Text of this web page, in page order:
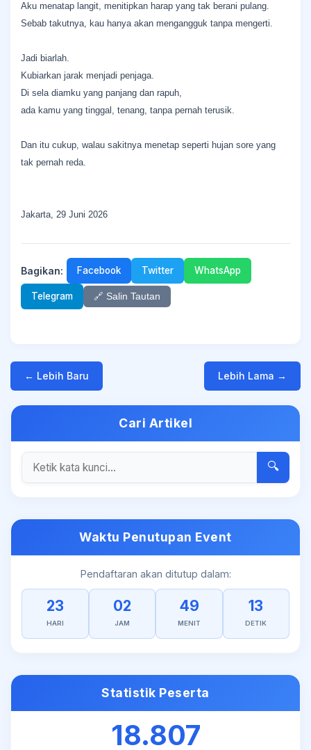
Aku menatap langit, menitipkan harap yang tak berani pulang.
Sebab takutnya, kau hanya akan mengangguk tanpa mengerti.
Jadi biarlah.
Kubiarkan jarak menjadi penjaga.
Di sela diamku yang panjang dan rapuh,
ada kamu yang tinggal, tenang, tanpa pernah terusik.
Dan itu cukup, walau sakitnya menetap seperti hujan sore yang
tak pernah reda.
Jakarta, 29 Juni 2026
Bagikan: Facebook Twitter WhatsApp
Telegram 🔗 Salin Tautan
← Lebih Baru Lebih Lama →
Cari Artikel
🔍
Waktu Penutupan Event
Pendaftaran akan ditutup dalam:
23
HARI
02
JAM
49
MENIT
13
DETIK
Statistik Peserta
18.807